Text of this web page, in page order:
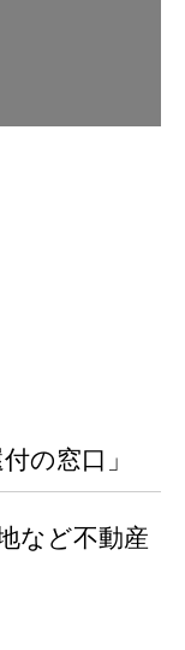
の窓口」
など不動産